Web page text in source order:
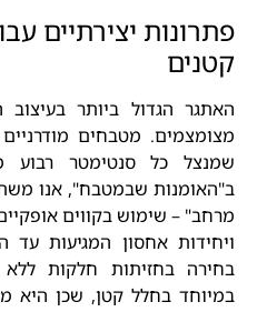
פתרונות יצירתיים
קטנים
האתגר הגדול ביותר בעיצוב
מצומצמים. מטבחים
שמנצל כל סנטימטר רבוע
ב"האומנות שבמטבח", אנו
מרחב" – שימוש בקווים
ויחידות אחסון המגיעות
בחירה בחזיתות חלקות ללא
במיוחד בחלל קטן, שכן היא